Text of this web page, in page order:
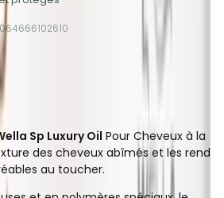
Sp Luxury Oil Pour Cheveux à la
des cheveux abîmés et les rend
au toucher.